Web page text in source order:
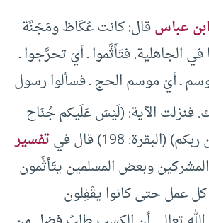
عباسقال: كانت عُكَاظ ومَجَنَّة
الجاهلية. فتَأَثَّموا ـ أيْ تحرَّجوا ـ
ـ أيْ موسم الحج ـ فسألوا رسول
فنزلت الآية: (لَيْسَ عَلَيكم جُنَاح
198) قال في
تفسير
وبعض المسلمين يتَأثَّمون
عمل حتى كانوا يقْفِلون